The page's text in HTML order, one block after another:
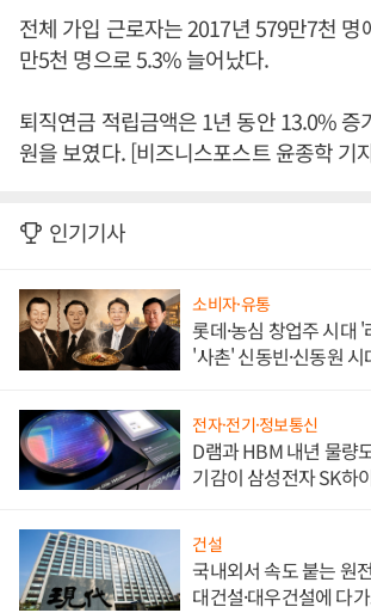
전체 가입 근로자는 2017년 579만7천 명
만5천 명으로 5.3% 늘어났다.
퇴직연금 적립금액은 1년 동안 13.0% 증
원을 보였다. [비즈니스포스트 윤종학 기
인기기사
소비자·유통
롯데·농심 창업주 시대
'사촌' 신동빈·신동원
전자·전기·정보통신
D램과 HBM 내년 물량
기감이 삼성전자 SK하
건설
국내외서 속도 붙는 원
대건설·대우건설에 다